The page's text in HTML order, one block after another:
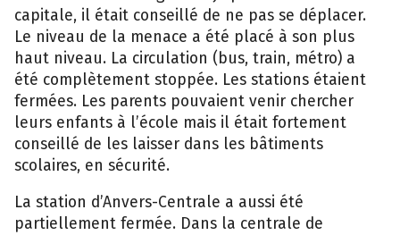
capitale, il était conseillé de ne pas se déplacer.
Le niveau de la menace a été placé à son plus
haut niveau. La circulation (bus, train, métro) a
été complètement stoppée. Les stations étaient
fermées. Les parents pouvaient venir chercher
leurs enfants à l’école mais il était fortement
conseillé de les laisser dans les bâtiments
scolaires, en sécurité.
La station d’Anvers-Centrale a aussi été
partiellement fermée. Dans la centrale de